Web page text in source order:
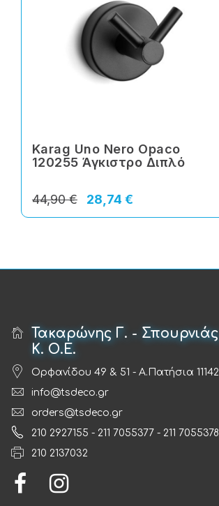
Karag Uno Nero Opaco
120255 Άγκιστρο Διπλό
28,74 €
44,90 €
Τακαρώνης Γ. - Σπουρνιάς
Κ. Ο.Ε.
Ορφανίδου 49 & 51 - Α.Πατήσια 11142
info@tsdeco.gr
orders@tsdeco.gr
210 2927155 - 211 7055377 - 211 7055378
210 2137032